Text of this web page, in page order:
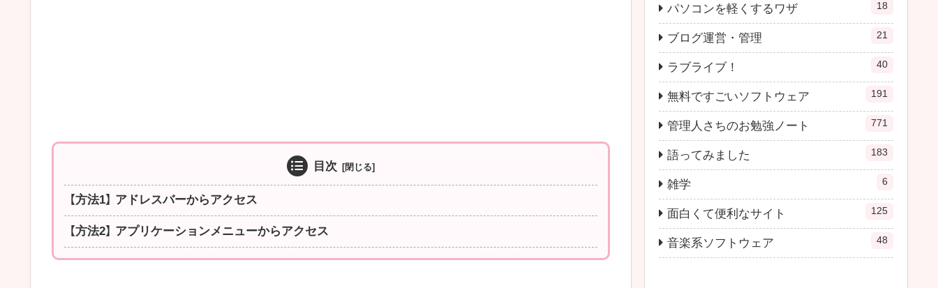
目次
【方法1】 アドレスバーからアクセス
【方法2】 アプリケーションメニューからアクセス
パソコンを軽くするワザ 18
ブログ運営・管理 21
ラブライブ！ 40
無料ですごいソフトウェア 191
管理人さちのお勉強ノート 771
語ってみました 183
雑学 6
面白くて便利なサイト 125
音楽系ソフトウェア 48